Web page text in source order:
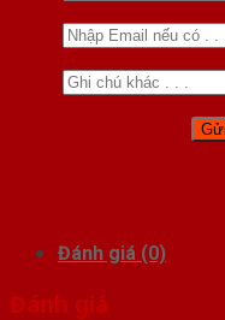
Đánh giá (0)
Đánh giá